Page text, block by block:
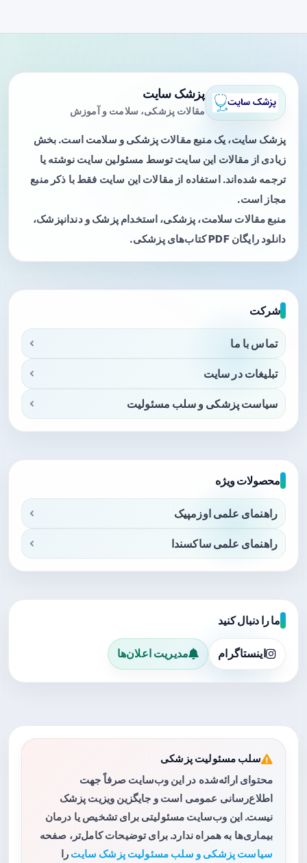
پزشک سایت
مقالات پزشکی، سلامت و آموزش
پزشک سایت، یک منبع مقالات پزشکی و سلامت است. بخش
زیادی از مقالات این سایت توسط مسئولین سایت نوشته یا
ترجمه شده‌اند. استفاده از مقالات این سایت فقط با ذکر منبع
مجاز است.
منبع مقالات سلامت، پزشکی، استخدام پزشک و دندانپزشک،
دانلود رایگان PDF کتاب‌های پزشکی.
شرکت
تماس با ما
تبلیغات در سایت
سیاست پزشکی و سلب مسئولیت
محصولات ویژه
راهنمای علمی اوزمپیک
راهنمای علمی ساکسندا
ما را دنبال کنید
اینستاگرام مدیریت اعلان‌ها
سلب مسئولیت پزشکی
محتوای ارائه‌شده در این وب‌سایت صرفاً جهت
اطلاع‌رسانی عمومی است و جایگزین ویزیت پزشک
نیست. این وب‌سایت مسئولیتی برای تشخیص یا درمان
بیماری‌ها به همراه ندارد. برای توضیحات کامل‌تر، صفحه
سیاست پزشکی و سلب مسئولیت پزشک سایت را